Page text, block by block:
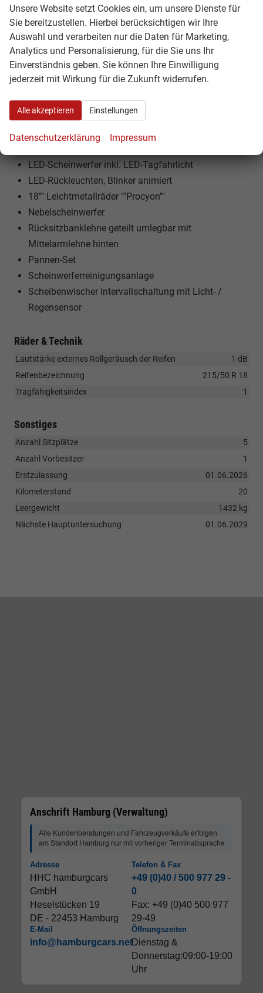
Aero Kappe, schwarz
Anhängerkupplung el. auslösbar, mechanisch
schwenkbar
Dekor-Einlagen
Sitzbezüge ""Loft"" in Stoff
Lehnenentriegelung im Kofferraum
Dachreling, silber
""Coming"" und ""Leaving"" Home Funktion
Heckscheiben-Wisch-Waschanlage mit
LED-Scheinwerfer inkl. LED-Tagfahrlicht
LED-Rückleuchten, Blinker animiert
18"" Leichtmetallräder ""Procyon""
Nebelscheinwerfer
Rücksitzbanklehne geteilt umlegbar mit
Mittelarmlehne hinten
Pannen-Set
Scheinwerferreinigungsanlage
Scheibenwischer Intervallschaltung mit Licht- /
Regensensor
Räder & Technik
Lautstärke externes Rollgeräusch der Reifen
1 dB
Reifenbezeichnung
215/50 R 18
Tragfähigkeitsindex
1
Sonstiges
Anzahl Sitzplätze
5
Anzahl Vorbesitzer
1
Erstzulassung
01.06.2026
Kilometerstand
20
Leergewicht
1432 kg
Nächste Hauptuntersuchung
01.06.2029
Anschrift Hamburg (Verwaltung)
Alle Kundenberatungen und Fahrzeugverkäufe erfolgen
am Standort Hamburg nur mit vorheriger Terminabsprache
Adresse
HHC hamburgcars
GmbH
Heselstücken 19
DE - 22453 Hamburg
Telefon & Fax
+49 (0)40 / 500 977 29 -
0
Fax: +49 (0)40 500 977
29-49
E-Mail
info@hamburgcars.net
Öffnungszeiten
Dienstag &
Donnerstag:09:00-19:00
Uhr
Unsere Website setzt Cookies ein, um unsere Dienste für
Sie bereitzustellen. Hierbei berücksichtigen wir Ihre
Auswahl und verarbeiten nur die Daten für Marketing,
Analytics und Personalisierung, für die Sie uns Ihr
Einverständnis geben. Sie können Ihre Einwilligung
jederzeit mit Wirkung für die Zukunft widerrufen.
Alle akzeptieren Einstellungen
Datenschutzerklärung Impressum